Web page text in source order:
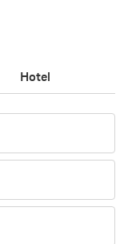
Hotel